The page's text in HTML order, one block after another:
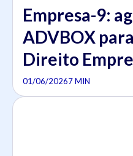
Empresa-9:
ADVBOX
Direito
01/06/20267 MIN